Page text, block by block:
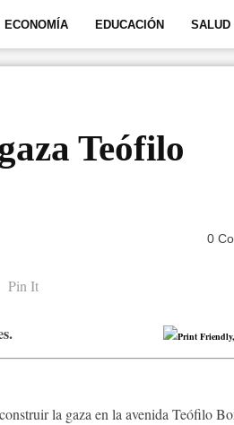
ECONOMÍA EDUCACIÓN SALUD
Teófilo
0
Pin It
la gaza en la avenida Teófilo